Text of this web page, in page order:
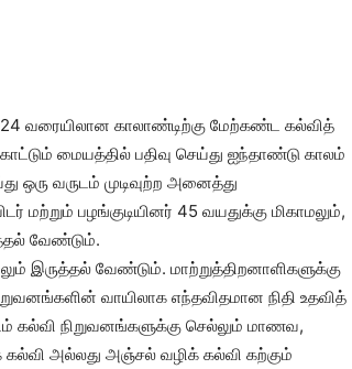
வரையிலான காலாண்டிற்கு மேற்கண்ட கல்வித்
மையத்தில் பதிவு செய்து ஐந்தாண்டு காலம்
ஒரு வருடம் முடிவுற்ற அனைத்து
மற்றும் பழங்குடியினர் 45 வயதுக்கு மிகாமலும்,
வேண்டும்.
இருத்தல் வேண்டும். மாற்றுத்திறனாளிகளுக்கு
வாயிலாக எந்தவிதமான நிதி உதவித்
கல்வி நிறுவனங்களுக்கு செல்லும் மாணவ,
அல்லது அஞ்சல் வழிக் கல்வி கற்கும்